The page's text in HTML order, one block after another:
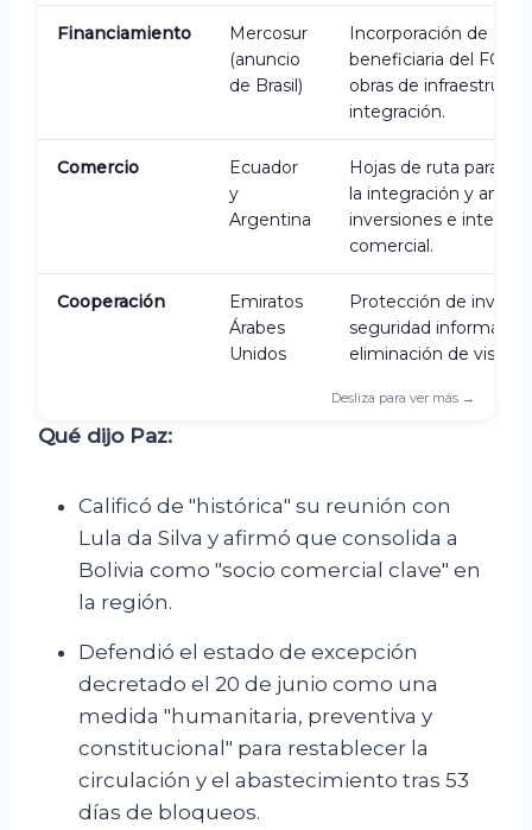
Financiamiento
Mercosur
(anuncio
de Brasil)
Incorporación de
beneficiaria del
obras de
integración.
Comercio
Ecuador
y
Argentina
Hojas de ruta para
la integración y
inversiones e
comercial.
Cooperación
Emiratos
Árabes
Unidos
Protección de
seguridad
eliminación de visas
Desliza para ver más →
Qué dijo Paz:
Calificó de "histórica" su reunión con
Lula da Silva y afirmó que consolida a
Bolivia como "socio comercial clave" en
la región.
Defendió el estado de excepción
decretado el 20 de junio como una
medida "humanitaria, preventiva y
constitucional" para restablecer la
circulación y el abastecimiento tras 53
días de bloqueos.